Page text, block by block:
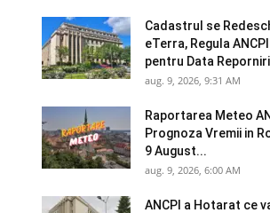
Cadastrul se
eTerra, Regula
pentru Data
aug. 9, 2026, 9:31 AM
Raportarea Meteo
Prognoza Vremii in
9 August...
aug. 9, 2026, 6:00 AM
ANCPI a Hotarat ce